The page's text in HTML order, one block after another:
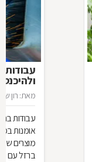
עבודות
מאת: רון
עבודות
אומנות
מוצרים
ברזל עם